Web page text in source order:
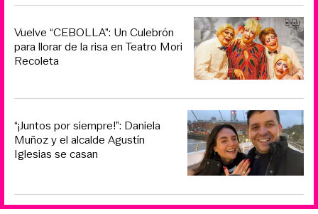
Vuelve “CEBOLLA”: Un Culebrón
para llorar de la risa en Teatro Mori
Recoleta
“¡Juntos por siempre!”: Daniela
Muñoz y el alcalde Agustín
Iglesias se casan